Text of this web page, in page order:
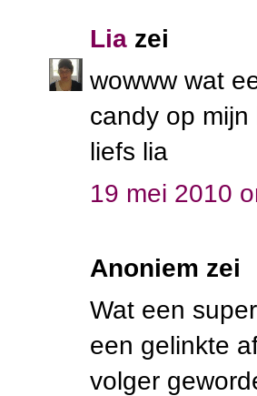
Lia zei
wowww wat
candy op
liefs lia
19 mei 2010
Anoniem zei
Wat een
een gelinkte
volger